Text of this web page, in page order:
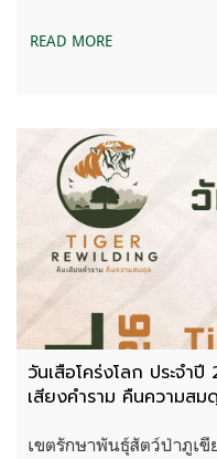
READ MORE
วันเสือโคร่งโลก ประจ
เสียงคำราม คืนความสม
เขตรักษาพันธุ์สัตว์ป่าภูเขี